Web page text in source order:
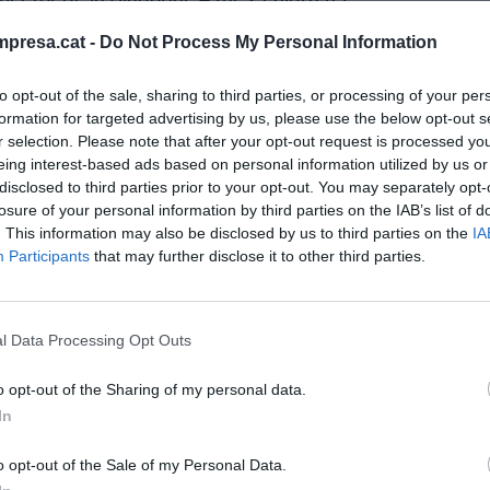
- Do Not Process My Personal Information
opt-out of the sale, sharing to third parties, or processing of your
for targeted advertising by us, please use the below opt-out
selection. Please note that after your opt-out request is processed
interest-based ads based on personal information utilized by us
to third parties prior to your opt-out. You may separately
of your personal information by third parties on the IAB’s list of
This information may also be disclosed by us to third parties on the
Participants that may further disclose it to other third parties.
Data Processing Opt Outs
opt-out of the Sharing of my personal data.
opt-out of the Sale of my Personal Data.
de les cotxeres per l'increment de flota
de les xarxes del Trambaix i el Trambesòs i
a Barcelona. El projecte també inclou la
elèctrica de tracció a Francesc Macià, així com
en la fase 1 a la cruïlla Diagonal-Nàpols.
amb autobusos en el tram entre
les tres noves parades, es reforçarà la
públic, amb connexions a les línies L3 i L5
Ferrocarrils de la Generalitat
al voltant de Francesc Macià.
del tramvia es pugui equilibrar millor la
públic, oferint més oferta i alliberant línies de
la Diagonal, o trams de l'L1 i l'L5 del metro.